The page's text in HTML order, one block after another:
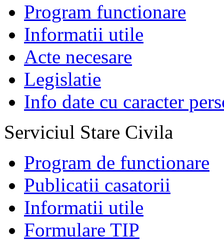
Program functionare
Informatii utile
Acte necesare
Legislatie
Info date cu caracter
Serviciul Stare Civila
Program de functionare
Publicatii casatorii
Informatii utile
Formulare TIP